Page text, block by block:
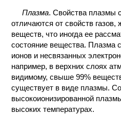
ХИМИЯ НА
ПРОИЗВОДСТВЕ
И ХИМИЧЕСКАЯ
ТЕХНОЛОГИЯ
КОНТАКТЫ
Плазма. Свойства плазмы
отличаются от свойств газов,
веществ, что иногда ее
состояние вещества. Плазма
ионов и несвязанных
например, в верхних слоях
видимому, свыше 99%
существует в виде плазмы.
высокоионизированной
высоких температурах.